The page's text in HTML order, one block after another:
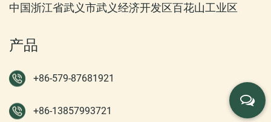
中国浙江省武义市武义经济开发区百花山工业区
产品
+86-579-87681921
+86-13857993721